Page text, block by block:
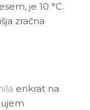
je 10 °C.
zračna
enkrat na